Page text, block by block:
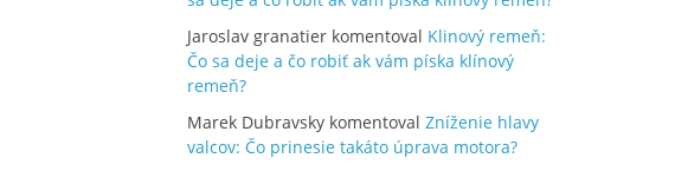
Jaroslav granatier komentoval Klinový remeň:
Čo sa deje a čo robiť ak vám píska klínový
remeň?
Marek Dubravsky komentoval Zníženie hlavy
valcov: Čo prinesie takáto úprava motora?